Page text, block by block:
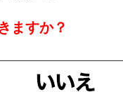
ますか？